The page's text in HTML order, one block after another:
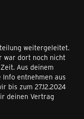
weitergeleitet.
war dort noch nicht
Aus deinem
entnehmen aus
bis zum 27.12.2024
deinen Vertrag